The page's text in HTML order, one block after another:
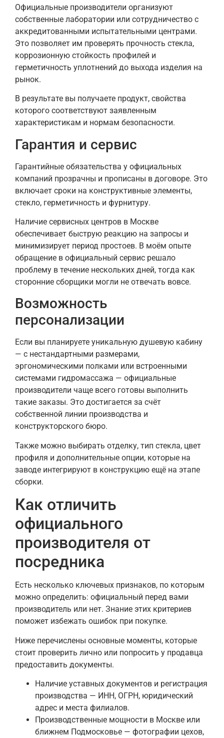
Официальные производители организуют
собственные лаборатории или сотрудничество с
аккредитованными испытательными центрами.
Это позволяет им проверять прочность стекла,
коррозионную стойкость профилей и
герметичность уплотнений до выхода изделия на
рынок.
В результате вы получаете продукт, свойства
которого соответствуют заявленным
характеристикам и нормам безопасности.
Гарантия и сервис
Гарантийные обязательства у официальных
компаний прозрачны и прописаны в договоре. Это
включает сроки на конструктивные элементы,
стекло, герметичность и фурнитуру.
Наличие сервисных центров в Москве
обеспечивает быструю реакцию на запросы и
минимизирует период простоев. В моём опыте
обращение в официальный сервис решало
проблему в течение нескольких дней, тогда как
сторонние сборщики могли не отвечать вовсе.
Возможность
персонализации
Если вы планируете уникальную душевую кабину
— с нестандартными размерами,
эргономическими полками или встроенными
системами гидромассажа — официальные
производители чаще всего готовы выполнить
такие заказы. Это достигается за счёт
собственной линии производства и
конструкторского бюро.
Также можно выбирать отделку, тип стекла, цвет
профиля и дополнительные опции, которые на
заводе интегрируют в конструкцию ещё на этапе
сборки.
Как отличить
официального
производителя от
посредника
Есть несколько ключевых признаков, по которым
можно определить: официальный перед вами
производитель или нет. Знание этих критериев
поможет избежать ошибок при покупке.
Ниже перечислены основные моменты, которые
стоит проверить лично или попросить у продавца
предоставить документы.
Наличие уставных документов и регистрация
производства — ИНН, ОГРН, юридический
адрес и места филиалов.
Производственные мощности в Москве или
ближнем Подмосковье — фотографии цехов,